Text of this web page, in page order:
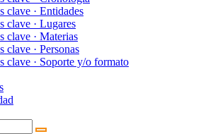
clave · Entidades
clave · Lugares
clave · Materias
clave · Personas
clave · Soporte y/o formato